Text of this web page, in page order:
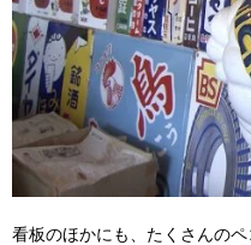
看板のほかにも、たくさんの